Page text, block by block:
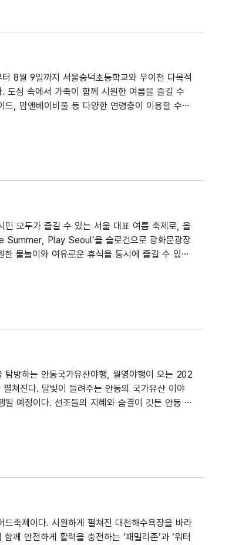
있는 밀양의 대표 여름 축제로 가족, 친구, 연
8월 9일까지 서울숭덕초등학교와 우이천 다목적
도심 속에서 가족이 함께 시원한 여름을 즐길 수
, 맘앤베이비풀 등 다양한 연령층이 이용할 수
이팝 댄스, 난타공연 등 문화공연과 디지털 타투
함께 운영하며, 휴게공간을 마련하여 이용객의
장할 수 있으며, 타구민은 1인당 2,000원의 입장
전을 위해 현장 허용 인원을 초과할 경우 입장이
모두가 즐길 수 있는 서울 대표 여름 축제로, 올
Summer, Play Seoul’을 슬로건으로 광화문광장
물놀이와 여유로운 휴식을 동시에 즐길 수 있는
수영장과 워터슬라이드, 워터버킷, 바운스 수영
브존에서는 모래놀이터와 쉼터로 구성된 샌드아
을 만나볼 수 있다. 이와 함께 다양한 기관·기업
운영되어 방문객들에게 다채로운 즐길 거리를 제
방하는 안동국가유산야행, 월영야행이 오는 202
쳐진다. 달빛이 들려주는 안동의 국가유산 이야
예정이다. 선조들의 지혜와 숨결이 깃든 안동 국
스토리텔링), 야설(공연프로그램), 야시(특산품),
가치를 직접 체험하고 즐길 수 있다.
축제이다. 시원하게 펼쳐진 대천해수욕장을 바라
께 안전하게 활력을 충전하는 ‘패밀리존’과 ‘워터